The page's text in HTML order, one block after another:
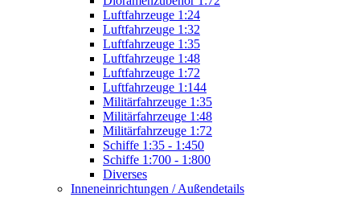
Luftfahrzeuge 1:24
Luftfahrzeuge 1:32
Luftfahrzeuge 1:35
Luftfahrzeuge 1:48
Luftfahrzeuge 1:72
Luftfahrzeuge 1:144
Militärfahrzeuge 1:35
Militärfahrzeuge 1:48
Militärfahrzeuge 1:72
Schiffe 1:35 - 1:450
Schiffe 1:700 - 1:800
Diverses
Inneneinrichtungen / Außendetails